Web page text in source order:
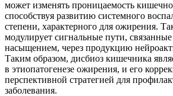
может изменять проницаемость
способствуя развитию системного
степени, характерного для ожирения.
модулирует сигнальные пути,
насыщением, через продукцию
Таким образом, дисбиоз кишечника
в этиопатогенезе ожирения, и его
перспективной стратегией для
заболевания.